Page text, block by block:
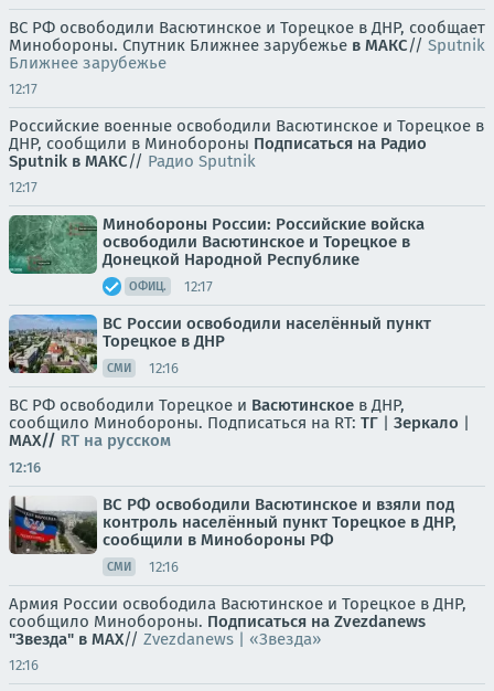
ВС РФ освободили Васютинское и Торецкое в ДНР, сообщает
Минобороны. Спутник Ближнее зарубежье в MAКС// Sputnik
Ближнее зарубежье
12:17
Российские военные освободили Васютинское и Торецкое в
ДНР, сообщили в Минобороны Подписаться на Радио
Sputnik в МАКС// Радио Sputnik
12:17
Минобороны России: Российские войска
освободили Васютинское и Торецкое в
Донецкой Народной Республике
ОФИЦ. 12:17
ВС России освободили населённый пункт
Торецкое в ДНР
СМИ 12:16
ВС РФ освободили Торецкое и Васютинское в ДНР,
сообщило Минобороны. Подписаться на RT: ТГ | Зеркало |
MAX// RT на русском
12:16
ВС РФ освободили Васютинское и взяли под
контроль населённый пункт Торецкое в ДНР,
сообщили в Минобороны РФ
СМИ 12:16
Армия России освободила Васютинское и Торецкое в ДНР,
сообщило Минобороны. Подписаться на Zvezdanews
"Звезда" в MAX// Zvezdanews | «Звезда»
12:16